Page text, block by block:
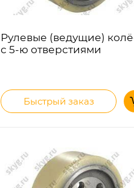
Рулевые (ведущие)
с 5-ю отверстиями
Быстрый заказ